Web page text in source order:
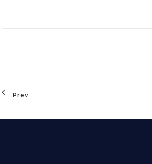
Prev